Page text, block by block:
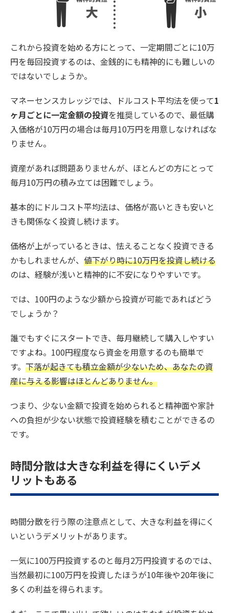
これから投資を始める方にとって、一定期間ごとに10万
円を毎回投資するのは、金銭的にも精神的にも難しいの
ではないでしょうか。
マネーセンスカレッジでは、ドルコスト平均法を使って1
ヶ月ごとに一定金額の投資を推奨しているので、最低購
入価格が10万円の場合は毎月10万円を用意しなければな
りません。
資産があれば問題ありませんが、ほとんどの方にとって
毎月10万円の積み立ては困難でしょう。
基本的にドルコスト平均法は、価格が高いときも安いと
きも関係なく投資し続けます。
価格が上がっているときは、怯えることなく投資できる
かもしれませんが、 値下がり時に10万円を投資し続ける
のは、経験が浅いと精神的に不安になりやすいです。
では、100円のような少額から投資が可能であればどう
でしょうか？
誰でもすぐにスタートでき、毎月継続して購入しやすい
ですよね。100円程度なら資金を用意するのも簡単で
す。 下落が起きても積立金額が少ないため、あなたの資
産に与える影響はほとんどありません。
つまり、少ない金額で投資を始められると精神面や家計
への負担が少ない状態で投資経験を積むことができるの
です。
時間分散は大きな利益を得にくいデメ
リットもある
時間分散を行う際の注意点として、大きな利益を得にく
いというデメリットがあります。
一気に100万円投資するのと毎月2万円投資するのでは、
当然最初に100万円を投資したほうが10年後や20年後に
多くの利益を得られます。